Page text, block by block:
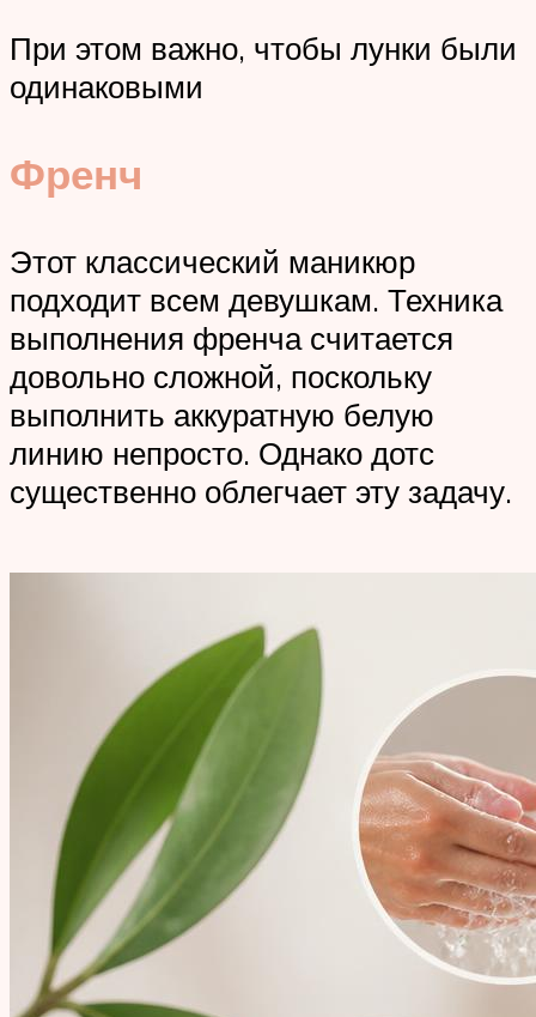
При этом важно, чтобы лунки были
одинаковыми
Френч
Этот классический маникюр
подходит всем девушкам. Техника
выполнения френча считается
довольно сложной, поскольку
выполнить аккуратную белую
линию непросто. Однако дотс
существенно облегчает эту задачу.